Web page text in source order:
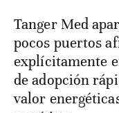
Tanger Med
pocos puertos
explícitamente
de adopción
valor